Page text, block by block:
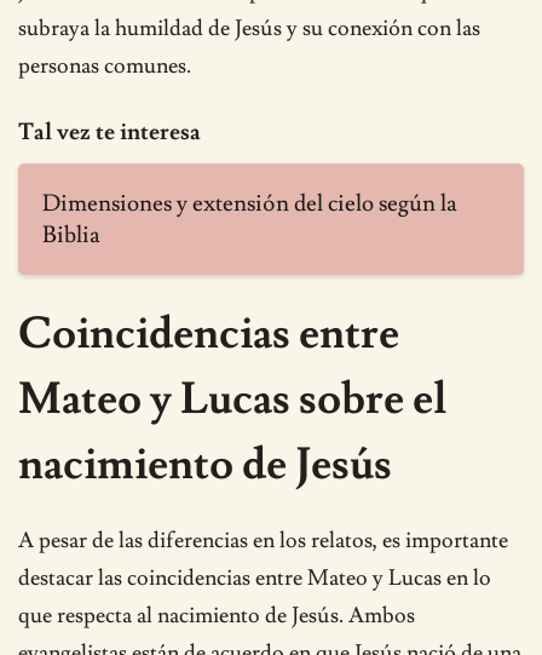
subraya la humildad de Jesús y su conexión con las
personas comunes.
Tal vez te interesa
Dimensiones y extensión del cielo según la
Biblia
Coincidencias entre
Mateo y Lucas sobre el
nacimiento de Jesús
A pesar de las diferencias en los relatos, es importante
destacar las coincidencias entre Mateo y Lucas en lo
que respecta al nacimiento de Jesús. Ambos